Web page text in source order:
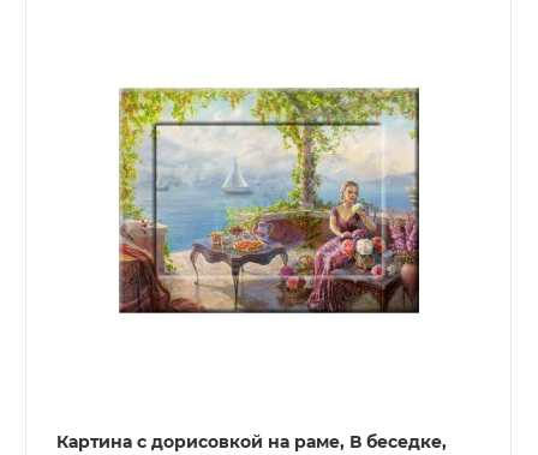
Картина с дорисовкой на раме, В беседке,